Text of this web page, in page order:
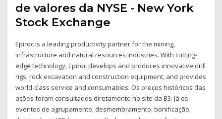
de valores da NYSE - New York
Stock Exchange
Epiroc is a leading productivity partner for the mining,
infrastructure and natural resources industries. With cutting-
edge technology, Epiroc develops and produces innovative drill
rigs, rock excavation and construction equipment, and provides
world-class service and consumables. Os preços históricos das
ações foram consultados diretamente no site da B3. Já os
eventos de agrupamento, desmembramento, bonificação,